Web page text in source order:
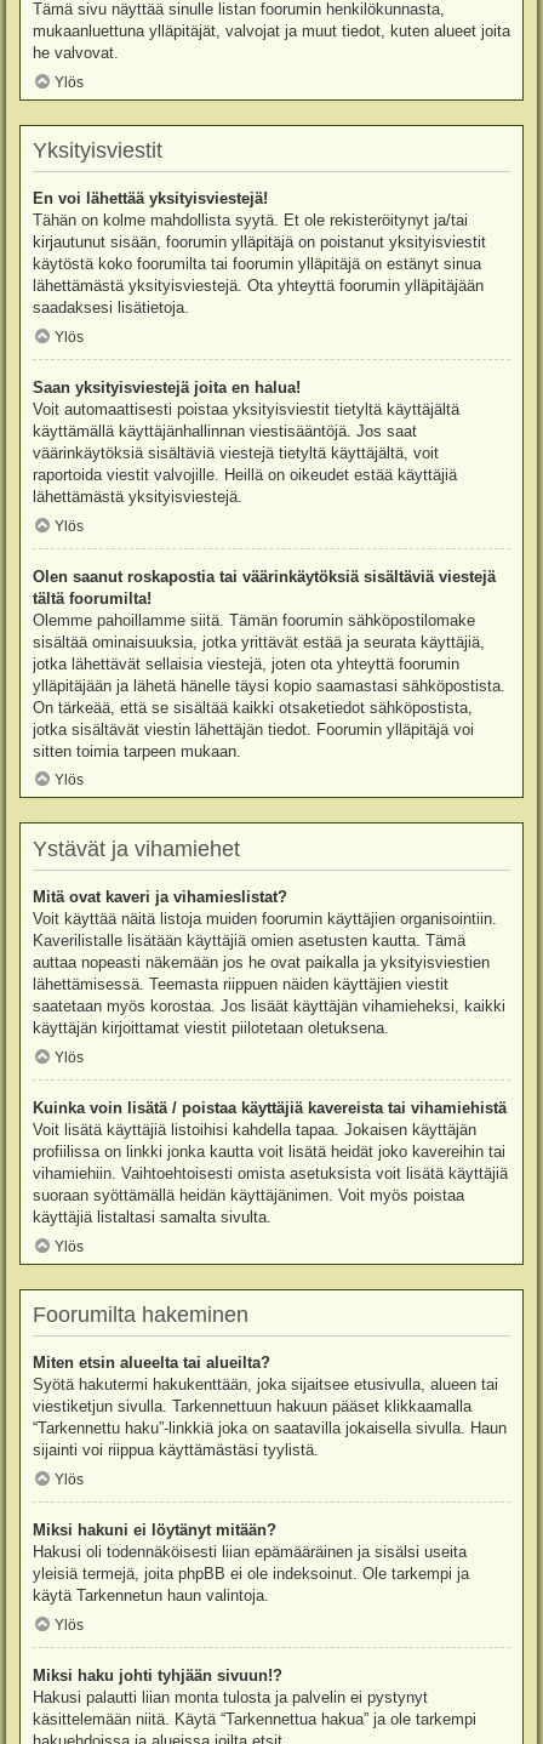
Tämä sivu näyttää sinulle listan foorumin henkilökunnasta,
mukaanluettuna ylläpitäjät, valvojat ja muut tiedot, kuten alueet joita
he valvovat.
Ylös
Yksityisviestit
En voi lähettää yksityisviestejä!
Tähän on kolme mahdollista syytä. Et ole rekisteröitynyt ja/tai
kirjautunut sisään, foorumin ylläpitäjä on poistanut yksityisviestit
käytöstä koko foorumilta tai foorumin ylläpitäjä on estänyt sinua
lähettämästä yksityisviestejä. Ota yhteyttä foorumin ylläpitäjään
saadaksesi lisätietoja.
Ylös
Saan yksityisviestejä joita en halua!
Voit automaattisesti poistaa yksityisviestit tietyltä käyttäjältä
käyttämällä käyttäjänhallinnan viestisääntöjä. Jos saat
väärinkäytöksiä sisältäviä viestejä tietyltä käyttäjältä, voit
raportoida viestit valvojille. Heillä on oikeudet estää käyttäjiä
lähettämästä yksityisviestejä.
Ylös
Olen saanut roskapostia tai väärinkäytöksiä sisältäviä viestejä
tältä foorumilta!
Olemme pahoillamme siitä. Tämän foorumin sähköpostilomake
sisältää ominaisuuksia, jotka yrittävät estää ja seurata käyttäjiä,
jotka lähettävät sellaisia viestejä, joten ota yhteyttä foorumin
ylläpitäjään ja lähetä hänelle täysi kopio saamastasi sähköpostista.
On tärkeää, että se sisältää kaikki otsaketiedot sähköpostista,
jotka sisältävät viestin lähettäjän tiedot. Foorumin ylläpitäjä voi
sitten toimia tarpeen mukaan.
Ylös
Ystävät ja vihamiehet
Mitä ovat kaveri ja vihamieslistat?
Voit käyttää näitä listoja muiden foorumin käyttäjien organisointiin.
Kaverilistalle lisätään käyttäjiä omien asetusten kautta. Tämä
auttaa nopeasti näkemään jos he ovat paikalla ja yksityisviestien
lähettämisessä. Teemasta riippuen näiden käyttäjien viestit
saatetaan myös korostaa. Jos lisäät käyttäjän vihamieheksi, kaikki
käyttäjän kirjoittamat viestit piilotetaan oletuksena.
Ylös
Kuinka voin lisätä / poistaa käyttäjiä kavereista tai vihamiehistä
Voit lisätä käyttäjiä listoihisi kahdella tapaa. Jokaisen käyttäjän
profiilissa on linkki jonka kautta voit lisätä heidät joko kavereihin tai
vihamiehiin. Vaihtoehtoisesti omista asetuksista voit lisätä käyttäjiä
suoraan syöttämällä heidän käyttäjänimen. Voit myös poistaa
käyttäjiä listaltasi samalta sivulta.
Ylös
Foorumilta hakeminen
Miten etsin alueelta tai alueilta?
Syötä hakutermi hakukenttään, joka sijaitsee etusivulla, alueen tai
viestiketjun sivulla. Tarkennettuun hakuun pääset klikkaamalla
“Tarkennettu haku”-linkkiä joka on saatavilla jokaisella sivulla. Haun
sijainti voi riippua käyttämästäsi tyylistä.
Ylös
Miksi hakuni ei löytänyt mitään?
Hakusi oli todennäköisesti liian epämääräinen ja sisälsi useita
yleisiä termejä, joita phpBB ei ole indeksoinut. Ole tarkempi ja
käytä Tarkennetun haun valintoja.
Ylös
Miksi haku johti tyhjään sivuun!?
Hakusi palautti liian monta tulosta ja palvelin ei pystynyt
käsittelemään niitä. Käytä “Tarkennettua hakua” ja ole tarkempi